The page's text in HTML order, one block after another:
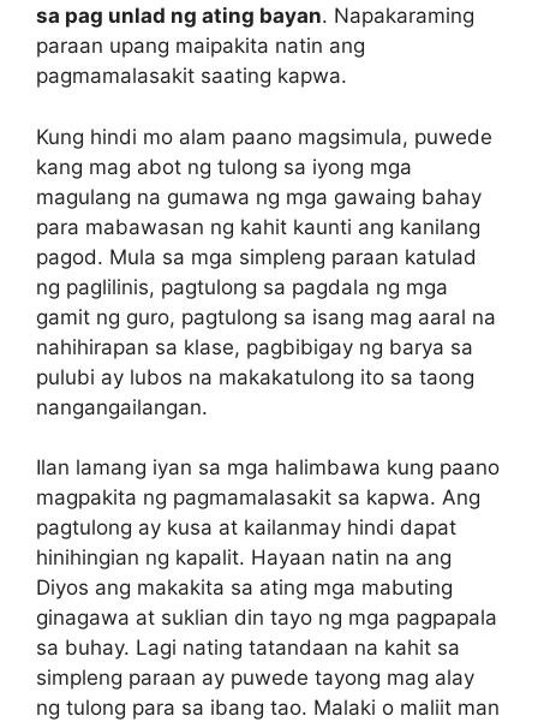
sa pag unlad ng ating bayan. Napakaraming
paraan upang maipakita natin ang
pagmamalasakit saating kapwa.
Kung hindi mo alam paano magsimula, puwede
kang mag abot ng tulong sa iyong mga
magulang na gumawa ng mga gawaing bahay
para mabawasan ng kahit kaunti ang kanilang
pagod. Mula sa mga simpleng paraan katulad
ng paglilinis, pagtulong sa pagdala ng mga
gamit ng guro, pagtulong sa isang mag aaral na
nahihirapan sa klase, pagbibigay ng barya sa
pulubi ay lubos na makakatulong ito sa taong
nangangailangan.
Ilan lamang iyan sa mga halimbawa kung paano
magpakita ng pagmamalasakit sa kapwa. Ang
pagtulong ay kusa at kailanmay hindi dapat
hinihingian ng kapalit. Hayaan natin na ang
Diyos ang makakita sa ating mga mabuting
ginagawa at suklian din tayo ng mga pagpapala
sa buhay. Lagi nating tatandaan na kahit sa
simpleng paraan ay puwede tayong mag alay
ng tulong para sa ibang tao. Malaki o maliit man